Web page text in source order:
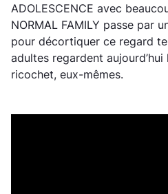
ADOLESCENCE avec
NORMAL FAMILY passe par
pour décortiquer ce regard
adultes regardent
ricochet, eux-mêmes.